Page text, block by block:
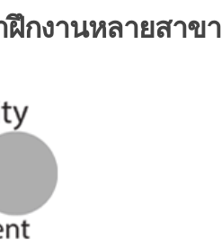
กงานหลายสาขา